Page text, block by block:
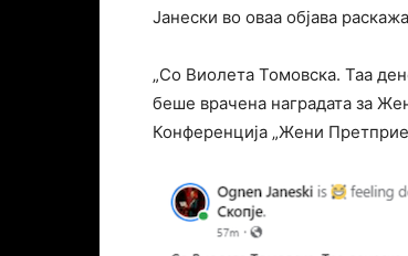
Јанески во оваа објава
„Со Виолета Томовска. Таа
беше врачена наградата за
Конференција „Жени